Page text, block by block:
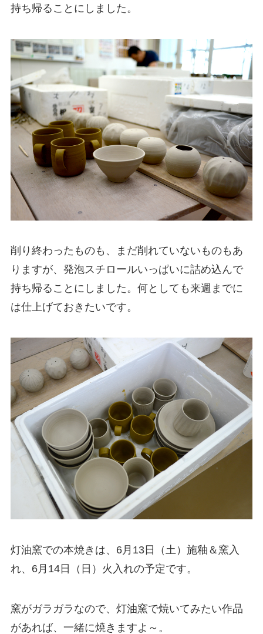
持ち帰ることにしました。
削り終わったものも、まだ削れていないものもあ
りますが、発泡スチロールいっぱいに詰め込んで
持ち帰ることにしました。何としても来週までに
は仕上げておきたいです。
灯油窯での本焼きは、6月13日（土）施釉＆窯入
れ、6月14日（日）火入れの予定です。
窯がガラガラなので、灯油窯で焼いてみたい作品
があれば、一緒に焼きますよ～。